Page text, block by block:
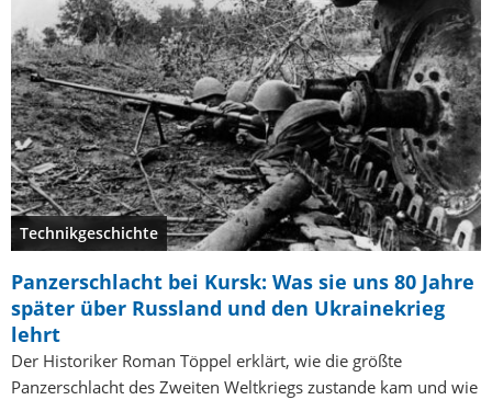
Technikgeschichte
Panzerschlacht bei Kursk: Was sie uns 80 Jahre
später über Russland und den Ukrainekrieg
lehrt
Der Historiker Roman Töppel erklärt, wie die größte
Panzerschlacht des Zweiten Weltkriegs zustande kam und wie